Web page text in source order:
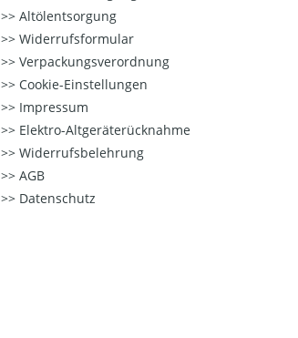
Altölentsorgung
Widerrufsformular
Verpackungsverordnung
Cookie-Einstellungen
Impressum
Elektro-Altgeräterücknahme
Widerrufsbelehrung
AGB
Datenschutz